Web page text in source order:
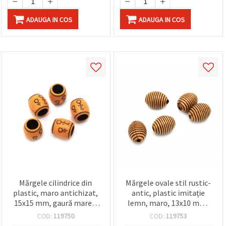
ADAUGA IN COS ADAUGA IN COS
Mărgele cilindrice din
plastic, maro antichizat,
15x15 mm, gaură mare 8
mm, 50 g (~32 buc.),
COD: 119750
Mărgele ovale stil rustic-
antic, plastic imitație
lemn, maro, 13x10 mm,
gaură 2 mm, 50 g (~60
COD: 119753